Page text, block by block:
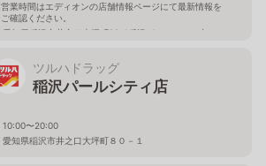
営業時間はエディオンの店舗情報ページにて最新情報を
ご確認ください。
愛知県稲沢市井之口大坪町80-1稲沢パールシティ内
ツルハドラッグ
稲沢パールシティ店
10:00〜20:00
愛知県稲沢市井之口大坪町８０－１